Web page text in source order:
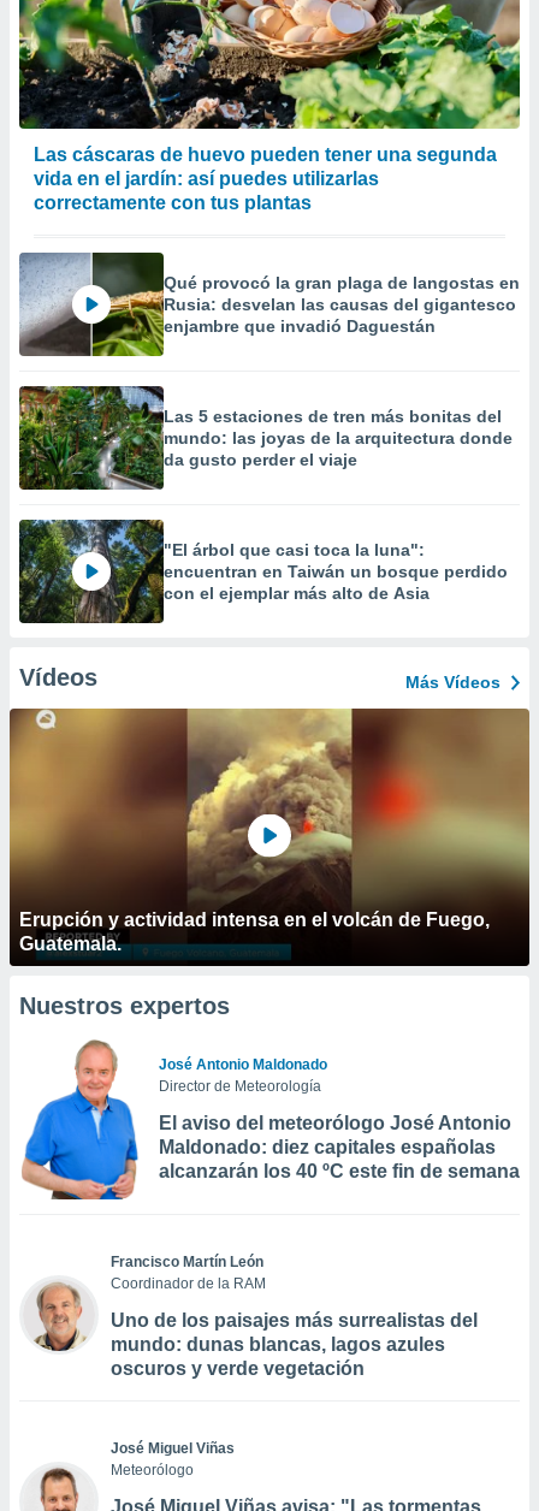
Las cáscaras de huevo pueden tener una segunda
vida en el jardín: así puedes utilizarlas
correctamente con tus plantas
Qué provocó la gran plaga de langostas en
Rusia: desvelan las causas del gigantesco
enjambre que invadió Daguestán
Las 5 estaciones de tren más bonitas del
mundo: las joyas de la arquitectura donde
da gusto perder el viaje
"El árbol que casi toca la luna":
encuentran en Taiwán un bosque perdido
con el ejemplar más alto de Asia
Vídeos Más Vídeos
Erupción y actividad intensa en el volcán de Fuego,
Guatemala.
Nuestros expertos
José Antonio Maldonado
Director de Meteorología
El aviso del meteorólogo José Antonio
Maldonado: diez capitales españolas
alcanzarán los 40 ºC este fin de semana
Francisco Martín León
Coordinador de la RAM
Uno de los paisajes más surrealistas del
mundo: dunas blancas, lagos azules
oscuros y verde vegetación
José Miguel Viñas
Meteorólogo
José Miguel Viñas avisa: "Las tormentas